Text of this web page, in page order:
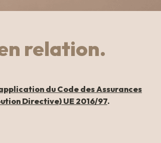
relation.
du Code des Assurances
Directive) UE 2016/97.